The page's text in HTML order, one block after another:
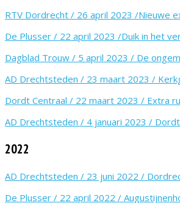
RTV Dordrecht / 26 april 2023 /Nieuwe
De Plusser / 22 april 2023 /Duik in het
Dagblad Trouw / 5 april 2023 / De
AD Drechtsteden / 23 maart 2023 /
Dordt Centraal / 22 maart 2023 / Extra
AD Drechtsteden / 4 januari 2023 /
2022
AD Drechtsteden / 23 juni 2022 /
De Plusser / 22 april 2022 /